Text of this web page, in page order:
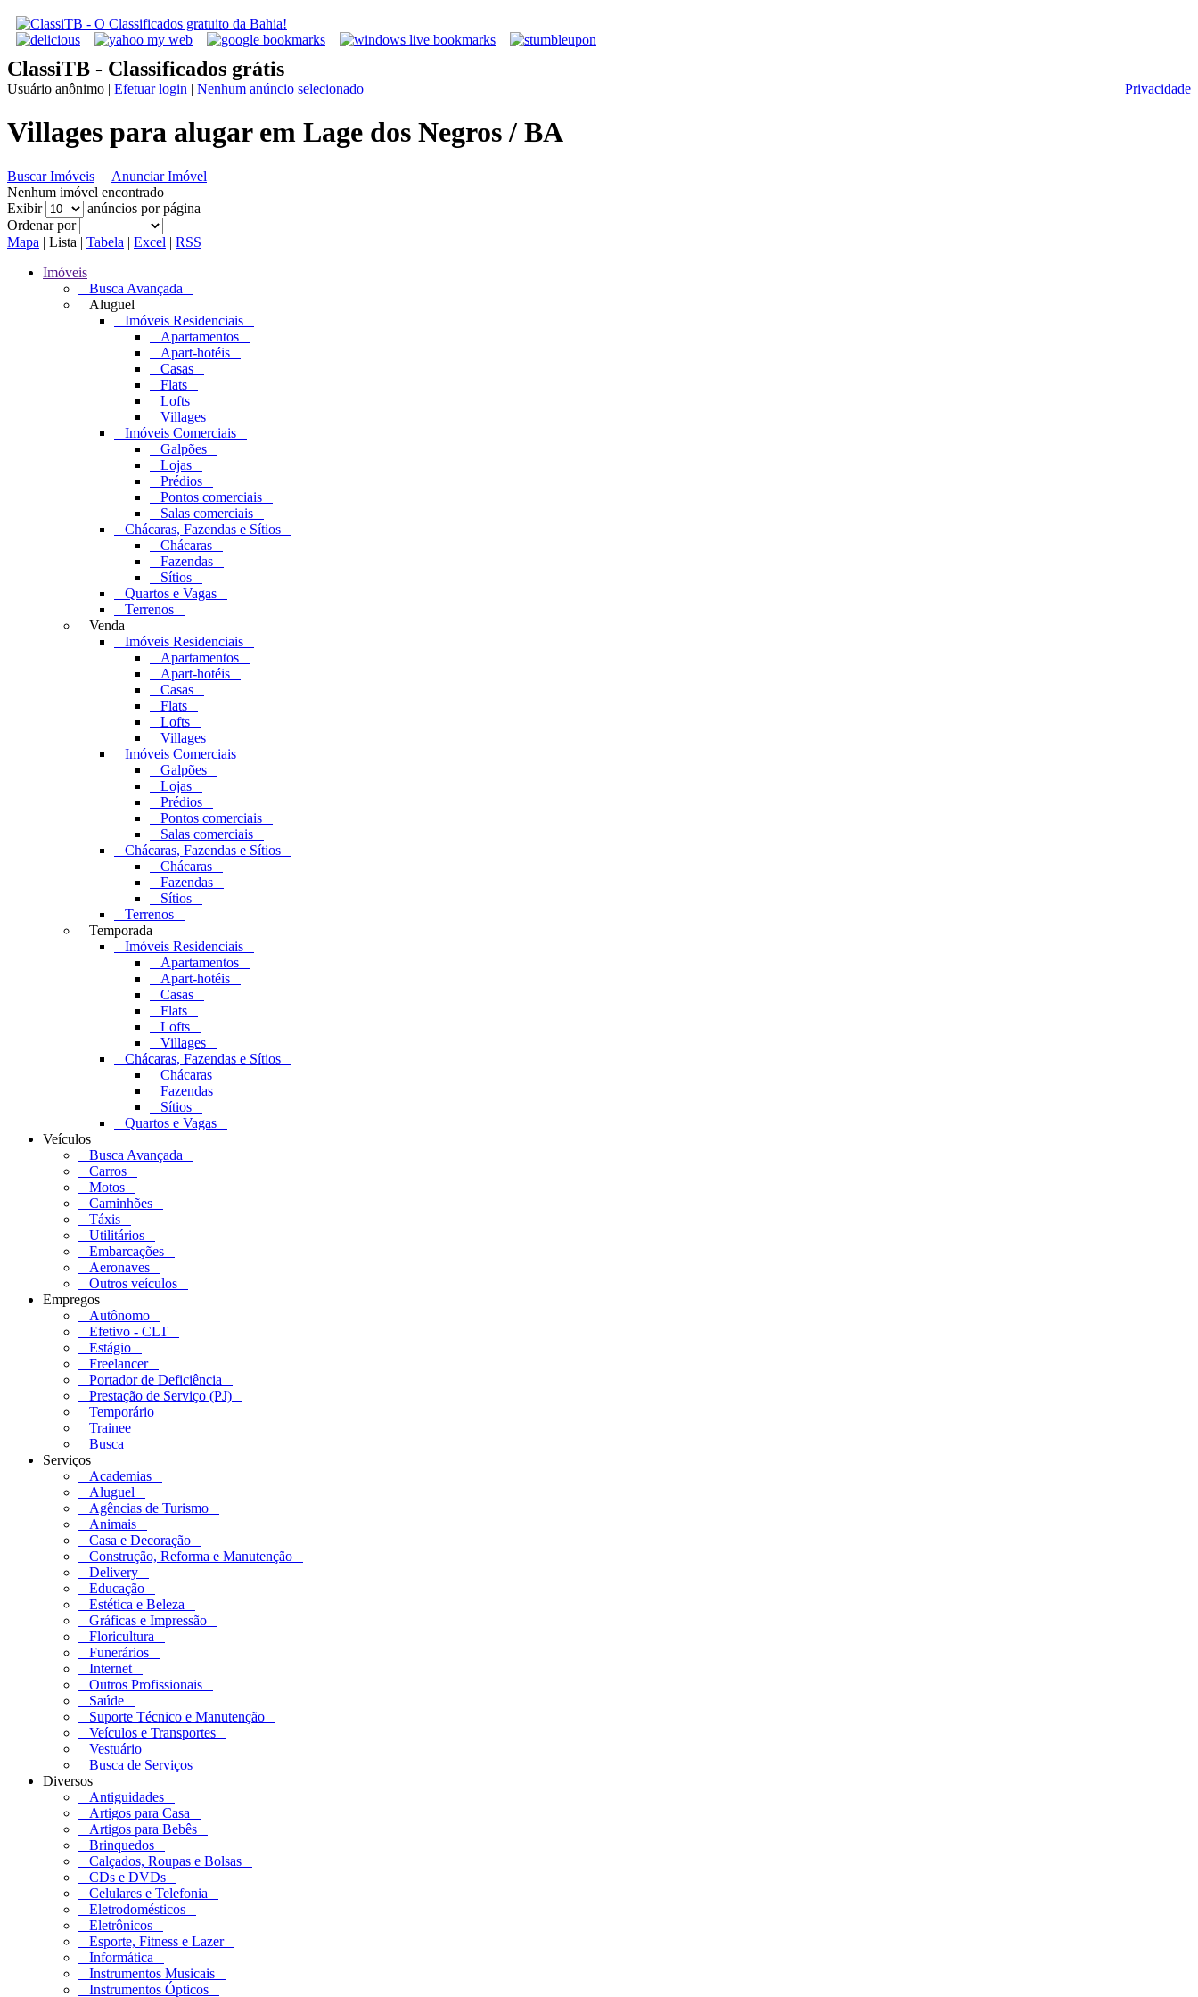
ClassiTB - Classificados grátis
Privacidade
Usuário anônimo | Efetuar login | Nenhum anúncio selecionado
Villages para alugar em Lage dos Negros / BA
Buscar Imóveis
Anunciar Imóvel
Nenhum imóvel encontrado
Exibir
anúncios por página
Ordenar por
Mapa | Lista | Tabela | Excel | RSS
Imóveis
Busca Avançada
Aluguel
Imóveis Residenciais
Apartamentos
Apart-hotéis
Casas
Flats
Lofts
Villages
Imóveis Comerciais
Galpões
Lojas
Prédios
Pontos comerciais
Salas comerciais
Chácaras, Fazendas e Sítios
Chácaras
Fazendas
Sítios
Quartos e Vagas
Terrenos
Venda
Imóveis Residenciais
Apartamentos
Apart-hotéis
Casas
Flats
Lofts
Villages
Imóveis Comerciais
Galpões
Lojas
Prédios
Pontos comerciais
Salas comerciais
Chácaras, Fazendas e Sítios
Chácaras
Fazendas
Sítios
Terrenos
Temporada
Imóveis Residenciais
Apartamentos
Apart-hotéis
Casas
Flats
Lofts
Villages
Chácaras, Fazendas e Sítios
Chácaras
Fazendas
Sítios
Quartos e Vagas
Veículos
Busca Avançada
Carros
Motos
Caminhões
Táxis
Utilitários
Embarcações
Aeronaves
Outros veículos
Empregos
Autônomo
Efetivo - CLT
Estágio
Freelancer
Portador de Deficiência
Prestação de Serviço (PJ)
Temporário
Trainee
Busca
Serviços
Academias
Aluguel
Agências de Turismo
Animais
Casa e Decoração
Construção, Reforma e Manutenção
Delivery
Educação
Estética e Beleza
Gráficas e Impressão
Floricultura
Funerários
Internet
Outros Profissionais
Saúde
Suporte Técnico e Manutenção
Veículos e Transportes
Vestuário
Busca de Serviços
Diversos
Antiguidades
Artigos para Casa
Artigos para Bebês
Brinquedos
Calçados, Roupas e Bolsas
CDs e DVDs
Celulares e Telefonia
Eletrodomésticos
Eletrônicos
Esporte, Fitness e Lazer
Informática
Instrumentos Musicais
Instrumentos Ópticos